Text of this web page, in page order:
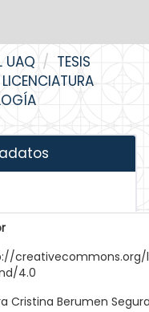
UAQ
TESIS
LICENCIATURA
4.0
Cristina Berumen